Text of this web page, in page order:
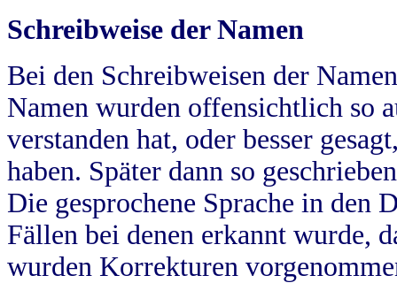
Schreibweise der Namen
Bei den Schreibweisen der
Namen wurden offensichtlich so
verstanden hat, oder besser
haben. Später dann so
Die gesprochene Sprache in
Fällen bei denen erkannt wurde,
wurden Korrekturen